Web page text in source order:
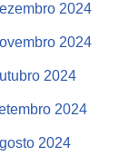
2024
2024
2024
2024
2024